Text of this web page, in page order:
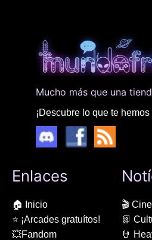
Mucho más que una
¡Descubre lo que te
Enlaces
🏠 Inicio
⭐ ¡Arcades gratuítos!
💥Fandom
🎬
📗
🤘